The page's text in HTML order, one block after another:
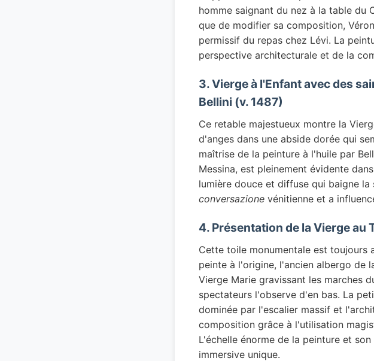
homme saignant du nez à la table
que de modifier sa composition,
permissif du repas chez Lévi. La
perspective architecturale et de la
3. Vierge à l'Enfant avec des
Bellini (v. 1487)
Ce retable majestueux montre la
d'anges dans une abside dorée qui
maîtrise de la peinture à l'huile par
Messina, est pleinement évidente
lumière douce et diffuse qui baigne
conversazione vénitienne et a
4. Présentation de la Vierge
Cette toile monumentale est toujours
peinte à l'origine, l'ancien albergo de
Vierge Marie gravissant les marches
spectateurs l'observe d'en bas. La
dominée par l'escalier massif et
composition grâce à l'utilisation
L'échelle énorme de la peinture et
immersive unique.